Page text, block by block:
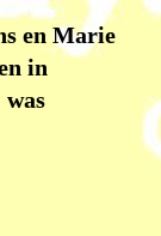
en Marie
in